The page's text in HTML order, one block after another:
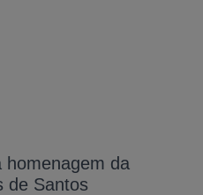
homenagem da
de Santos